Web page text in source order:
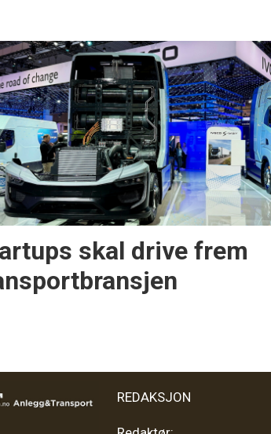
skal drive frem
REDAKSJON